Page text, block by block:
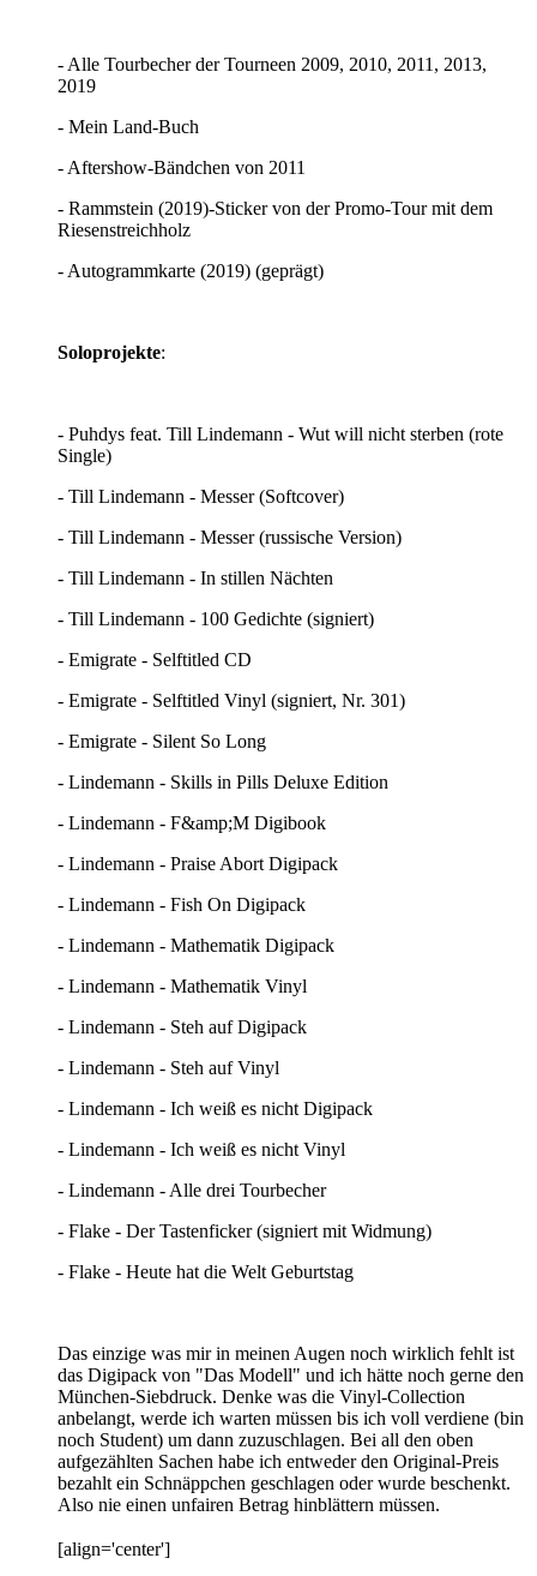
- Alle Tourbecher der Tourneen 2009, 2010, 2011, 2013,
2019
- Mein Land-Buch
- Aftershow-Bändchen von 2011
- Rammstein (2019)-Sticker von der Promo-Tour mit dem
Riesenstreichholz
- Autogrammkarte (2019) (geprägt)
Soloprojekte:
- Puhdys feat. Till Lindemann - Wut will nicht sterben (rote
Single)
- Till Lindemann - Messer (Softcover)
- Till Lindemann - Messer (russische Version)
- Till Lindemann - In stillen Nächten
- Till Lindemann - 100 Gedichte (signiert)
- Emigrate - Selftitled CD
- Emigrate - Selftitled Vinyl (signiert, Nr. 301)
- Emigrate - Silent So Long
- Lindemann - Skills in Pills Deluxe Edition
- Lindemann - F&amp;M Digibook
- Lindemann - Praise Abort Digipack
- Lindemann - Fish On Digipack
- Lindemann - Mathematik Digipack
- Lindemann - Mathematik Vinyl
- Lindemann - Steh auf Digipack
- Lindemann - Steh auf Vinyl
- Lindemann - Ich weiß es nicht Digipack
- Lindemann - Ich weiß es nicht Vinyl
- Lindemann - Alle drei Tourbecher
- Flake - Der Tastenficker (signiert mit Widmung)
- Flake - Heute hat die Welt Geburtstag
Das einzige was mir in meinen Augen noch wirklich fehlt ist
das Digipack von "Das Modell" und ich hätte noch gerne den
München-Siebdruck. Denke was die Vinyl-Collection
anbelangt, werde ich warten müssen bis ich voll verdiene (bin
noch Student) um dann zuzuschlagen. Bei all den oben
aufgezählten Sachen habe ich entweder den Original-Preis
bezahlt ein Schnäppchen geschlagen oder wurde beschenkt.
Also nie einen unfairen Betrag hinblättern müssen.
[align='center']